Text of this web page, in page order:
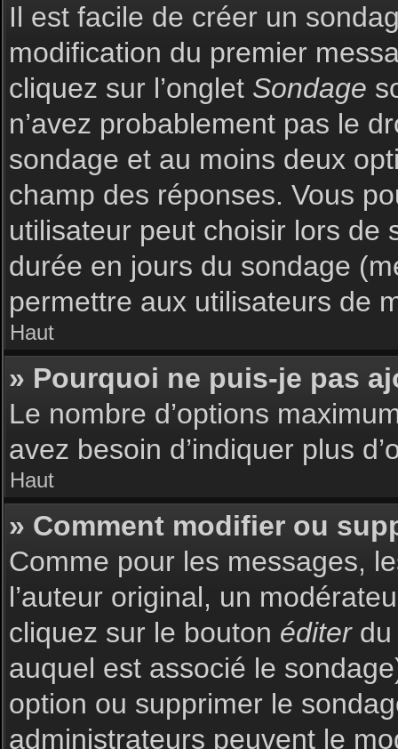
Il est facile de créer un
modification du premier
cliquez sur l’onglet Sondage
n’avez probablement pas le
sondage et au moins deux
champ des réponses. Vous
utilisateur peut choisir lors de
durée en jours du sondage
permettre aux utilisateurs de
Haut
» Pourquoi ne puis-je pas
Le nombre d’options
avez besoin d’indiquer plus
Haut
» Comment modifier ou
Comme pour les messages,
l’auteur original, un
cliquez sur le bouton éditerdu
auquel est associé le
option ou supprimer le
administrateurs peuvent le